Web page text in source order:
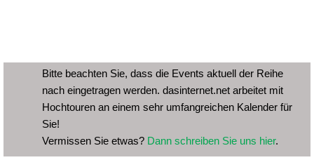
Bitte beachten Sie, dass die Events aktuell der Reihe
nach eingetragen werden. dasinternet.net arbeitet mit
Hochtouren an einem sehr umfangreichen Kalender für
Sie!
Vermissen Sie etwas? Dann schreiben Sie uns hier.